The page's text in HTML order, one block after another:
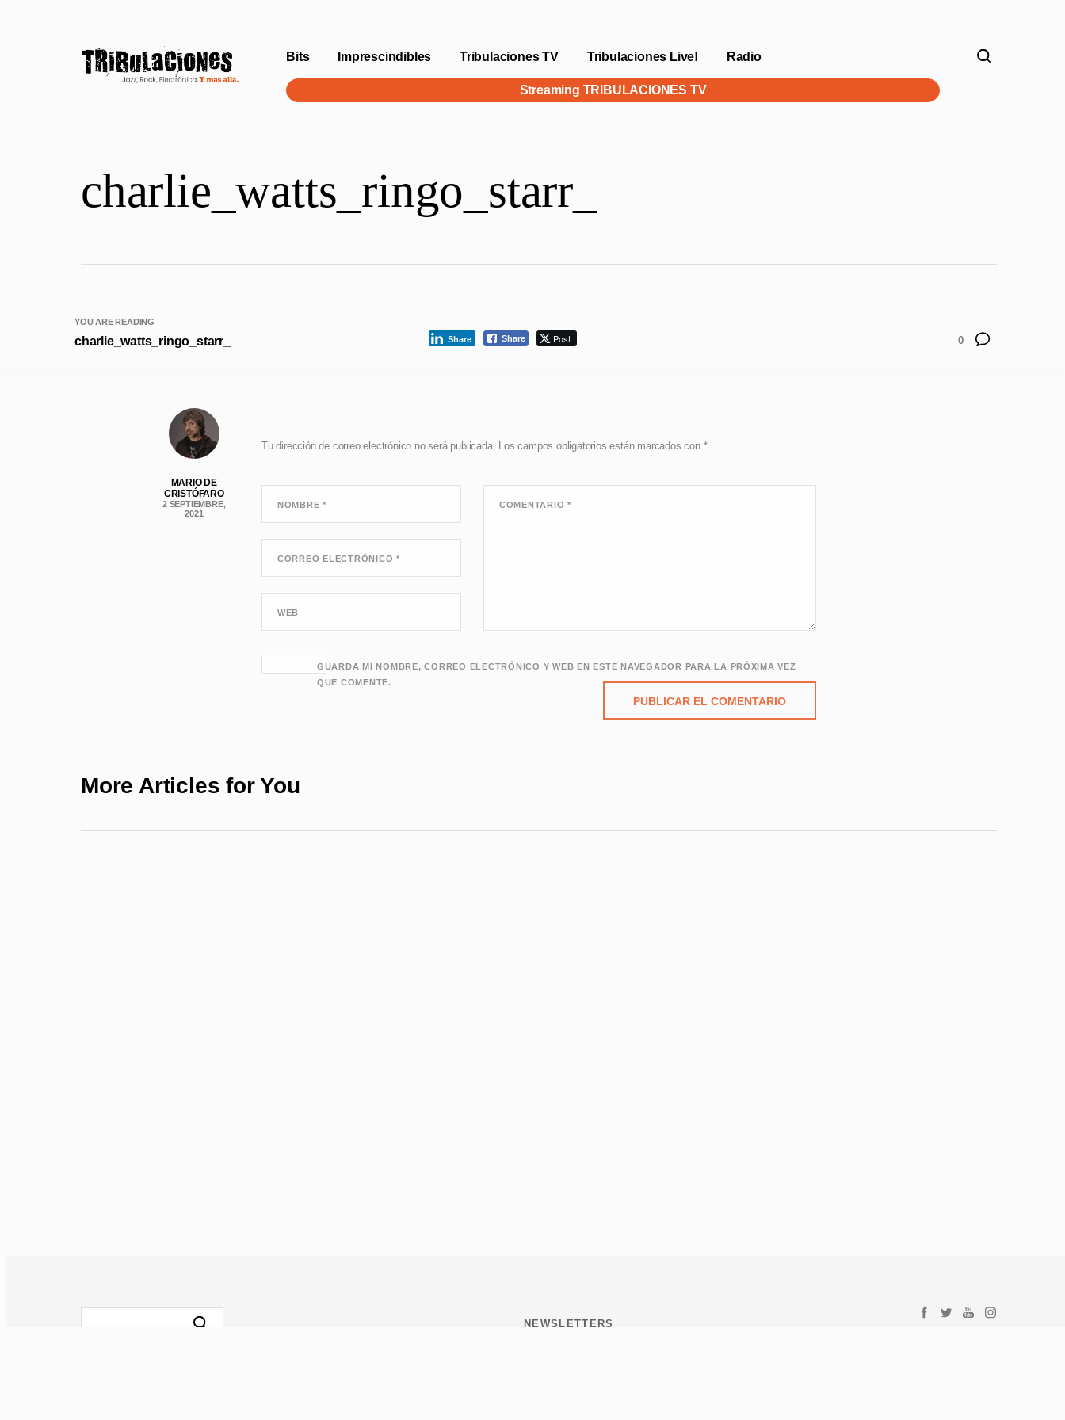
Bits Imprescindibles Tribulaciones TV Tribulaciones Live! Radio
Streaming TRIBULACIONES TV
charlie_watts_ringo_starr_
YOU ARE READING
charlie_watts_ringo_starr_ Share Post
Share 0
MARIO DE
CRISTÓFARO
2 SEPTIEMBRE,
2021
Tu dirección de correo electrónico no será publicada. Los campos obligatorios están marcados con *
COMENTARIO*
NOMBRE*
CORREO ELECTRÓNICO*
WEB
GUARDA MI NOMBRE, CORREO ELECTRÓNICO Y WEB EN ESTE NAVEGADOR PARA LA PRÓXIMA VEZ
QUE COMENTE.
More Articles for You
NEWSLETTERS